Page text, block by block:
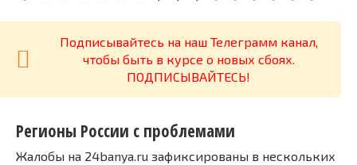
Подписывайтесь на наш Телеграмм канал,
чтобы быть в курсе о новых сбоях.
ПОДПИСЫВАЙТЕСЬ!
Регионы России с проблемами
Жалобы на 24banya.ru зафиксированы в нескольких